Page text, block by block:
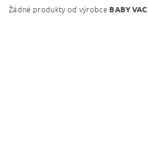
Žádné produkty od výrobce BABYVAC